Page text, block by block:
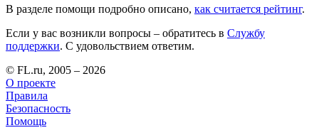
В разделе помощи подробно описано, как считается рейтинг.
Если у вас возникли вопросы – обратитесь в Службу
поддержки. С удовольствием ответим.
© FL.ru, 2005 – 2026
О проекте
Правила
Безопасность
Помощь